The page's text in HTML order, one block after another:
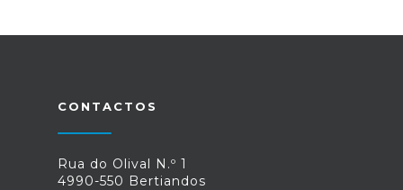
CONTACTOS
Rua do Olival N.º 1
4990-550 Bertiandos